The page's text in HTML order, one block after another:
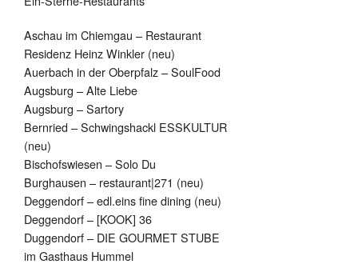
Aschau im Chiemgau – Restaurant
Residenz Heinz Winkler (neu)
Auerbach in der Oberpfalz – SoulFood
Augsburg – Alte Liebe
Augsburg – Sartory
Bernried – Schwingshackl ESSKULTUR
(neu)
Bischofswiesen – Solo Du
Burghausen – restaurant|271 (neu)
Deggendorf – edl.eins fine dining (neu)
Deggendorf – [KOOK] 36
Duggendorf – DIE GOURMET STUBE
im Gasthaus Hummel